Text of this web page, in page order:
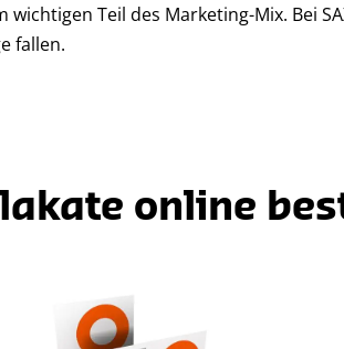
wichtigen Teil des Marketing-Mix. Bei
fallen.
online